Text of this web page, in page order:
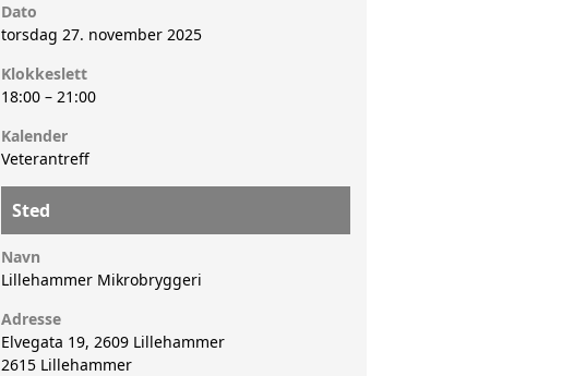
Dato
torsdag 27. november 2025
Klokkeslett
18:00 – 21:00
Kalender
Veterantreff
Sted
Navn
Lillehammer Mikrobryggeri
Adresse
Elvegata 19, 2609 Lillehammer
2615 Lillehammer